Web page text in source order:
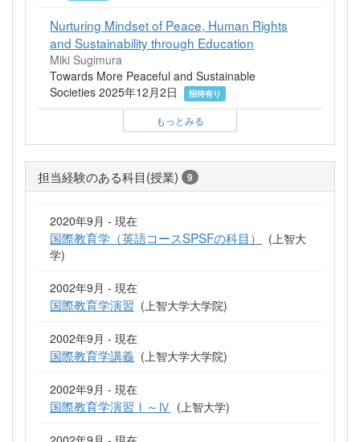
Nurturing Mindset of Peace, Human Rights
and Sustainability through Education
Miki Sugimura
Towards More Peaceful and Sustainable
Societies 2025年12月2日
招待有り
もっとみる
担当経験のある科目(授業) 9
2020年9月 - 現在
国際教育学（英語コースSPSFの科目）
(上智大
学)
2002年9月 - 現在
国際教育学演習 (上智大学大学院)
2002年9月 - 現在
国際教育学講義 (上智大学大学院)
2002年9月 - 現在
国際教育学演習Ⅰ～Ⅳ (上智大学)